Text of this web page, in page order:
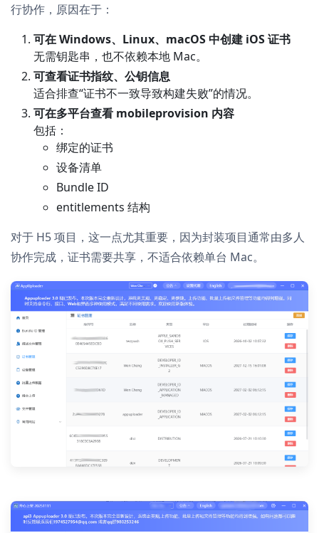
行协作，原因在于：
可在 Windows、Linux、macOS 中创建 iOS 证书
无需钥匙串，也不依赖本地 Mac。
可查看证书指纹、公钥信息
适合排查“证书不一致导致构建失败”的情况。
可在多平台查看 mobileprovision 内容
包括：
绑定的证书
设备清单
Bundle ID
entitlements 结构
对于 H5 项目，这一点尤其重要，因为封装项目通常由多人
协作完成，证书需要共享，不适合依赖单台 Mac。